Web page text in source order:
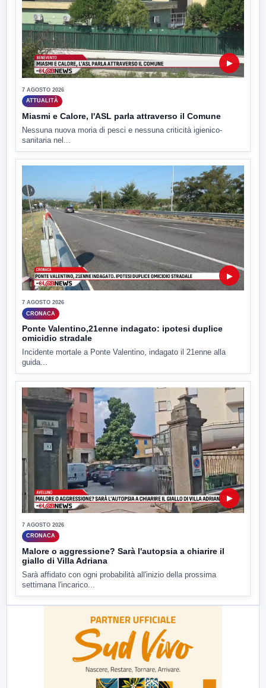
▶
7 AGOSTO 2026
ATTUALITÀ
Miasmi e Calore, l'ASL parla attraverso il Comune
Nessuna nuova moria di pesci e nessuna criticità igienico-
sanitaria nel...
▶
7 AGOSTO 2026
CRONACA
Ponte Valentino,21enne indagato: ipotesi duplice
omicidio stradale
Incidente mortale a Ponte Valentino, indagato il 21enne alla
guida...
▶
7 AGOSTO 2026
CRONACA
Malore o aggressione? Sarà l'autopsia a chiarire il
giallo di Villa Adriana
Sarà affidato con ogni probabilità all'inizio della prossima
settimana l'incarico...